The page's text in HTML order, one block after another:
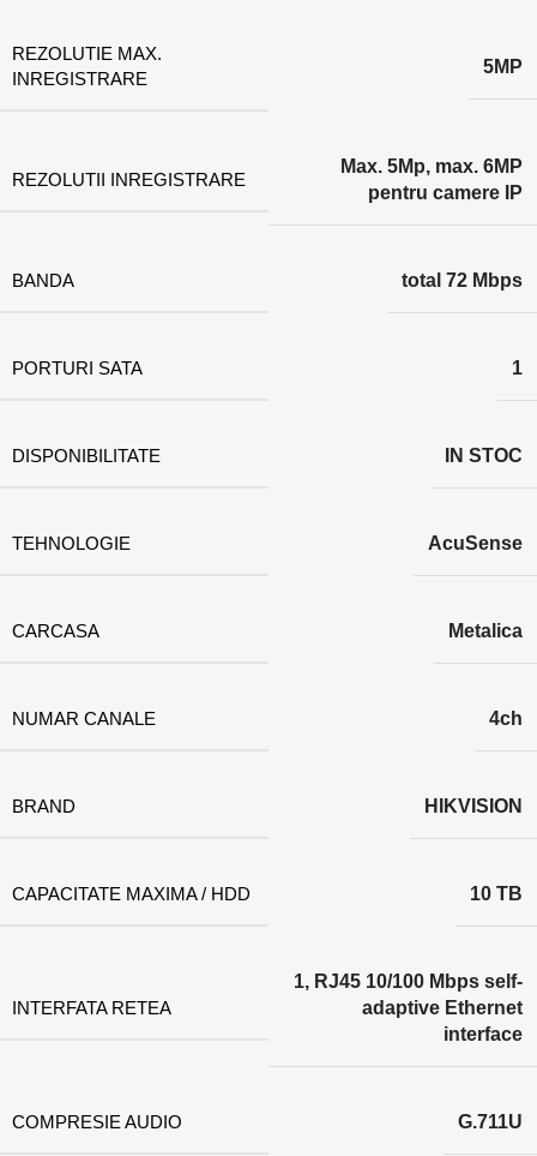
REZOLUTIE MAX.
INREGISTRARE
5MP
REZOLUTII INREGISTRARE
Max. 5Mp, max. 6MP
pentru camere IP
BANDA total 72 Mbps
PORTURI SATA 1
DISPONIBILITATE IN STOC
TEHNOLOGIE AcuSense
CARCASA Metalica
NUMAR CANALE 4ch
BRAND HIKVISION
CAPACITATE MAXIMA / HDD 10 TB
INTERFATA RETEA
1, RJ45 10/100 Mbps self-
adaptive Ethernet
interface
COMPRESIE AUDIO G.711U